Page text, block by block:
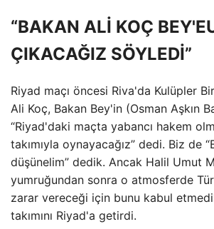
“BAKAN ALİ KOÇ
ÇIKACAĞIZ SÖYLEDİ”
Riyad maçı öncesi Riva'da Kulüpler
Ali Koç, Bakan Bey'in (Osman Aşkın
“Riyad'daki maçta yabancı hakem
takımıyla oynayacağız” dedi. Biz de
düşünelim” dedik. Ancak Halil Umut
yumruğundan sonra o atmosferde
zarar vereceği için bunu kabul
takımını Riyad'a getirdi.